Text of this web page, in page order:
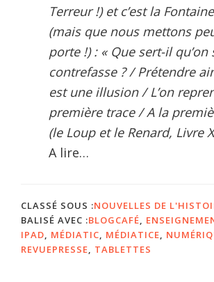
Terreur !) et c’est la
(mais que nous mettons
porte !) : « Que sert-il qu’on
contrefasse ? / Prétendre
est une illusion / L’on
première trace / A la
(le Loup et le Renard, Livre
A lire…
CLASSÉ SOUS :NOUVELLES DE
BALISÉ AVEC :BLOGCAFÉ
IPAD
MÉDIATIC MÉDIATICE
REVUEPRESSE
TABLETTES